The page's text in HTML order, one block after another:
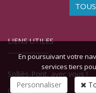
LIENS UTILES
Solliès-Pont, avec vous !
Contact
En poursuivant votre
services tiers
Personnaliser